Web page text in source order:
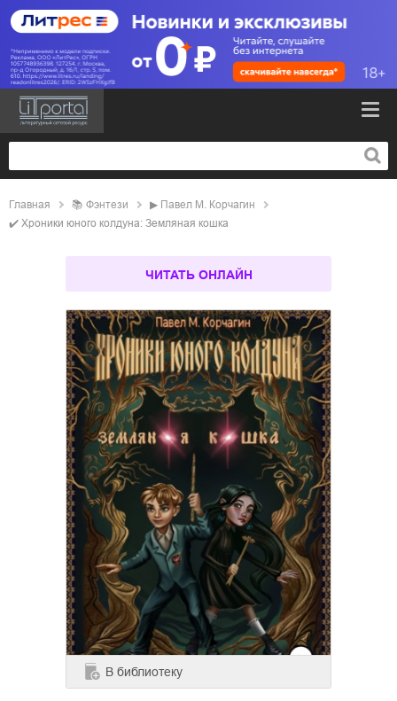
Главная 📚 фэнтези ▶ Павел М. Корчагин
✔️ Хроники юного колдуна: Земляная кошка
ЧИТАТЬ ОНЛАЙН
В библиотеку